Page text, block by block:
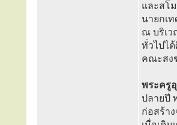
และสโ
นายกเ
ณ บริเ
ทั่วไปไ
คณะสง
พระครู
ปลายปี
ก่อสร้า